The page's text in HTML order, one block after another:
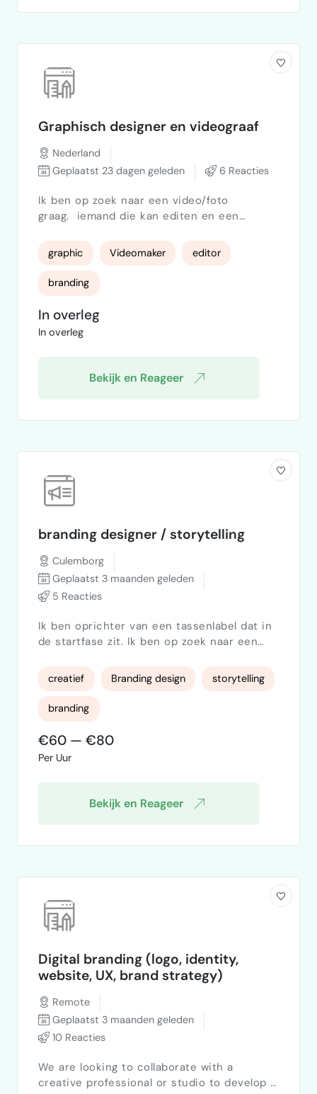
Graphisch designer en videograaf
Nederland
Geplaatst 23 dagen geleden
6 Reacties
Ik ben op zoek naar een video/foto
graag. iemand die kan editen en een
termijn samenwerking. We steven er naar
om kwaliteit te leveren. dus het liefst een
ervaren/proffesional Wij zijn opzoek naar
een vintage/retro style. behulp van ai voor
de puntje op de I is prima! Maar streven
naar naar een levendige en creatieve
uitstraling en niet enk…
graphic Videomaker editor
branding
In overleg
In overleg
Bekijk en Reageer
branding designer / storytelling
Culemborg
Geplaatst 3 maanden geleden
5 Reacties
Ik ben oprichter van een tassenlabel dat in
de startfase zit. Ik ben op zoek naar een
esthetiek. Onze merk wordt gebouwd als
een merk dat bewust tegen de stroom
ingaat. Gericht op kracht, geloof en
waardigheid, niet op trends of
massaproductie. Ik zoek een partner die dit
niet alleen visueel kan vertalen, maar
strategisch kan verdiepen en versterken.
creatief Branding design storytelling
branding
€60 — €80
Per Uur
Bekijk en Reageer
Digital branding (logo, identity,
website, UX, brand strategy)
Remote
Geplaatst 3 maanden geleden
10 Reacties
We are looking to collaborate with a
creative professional or studio to develop a